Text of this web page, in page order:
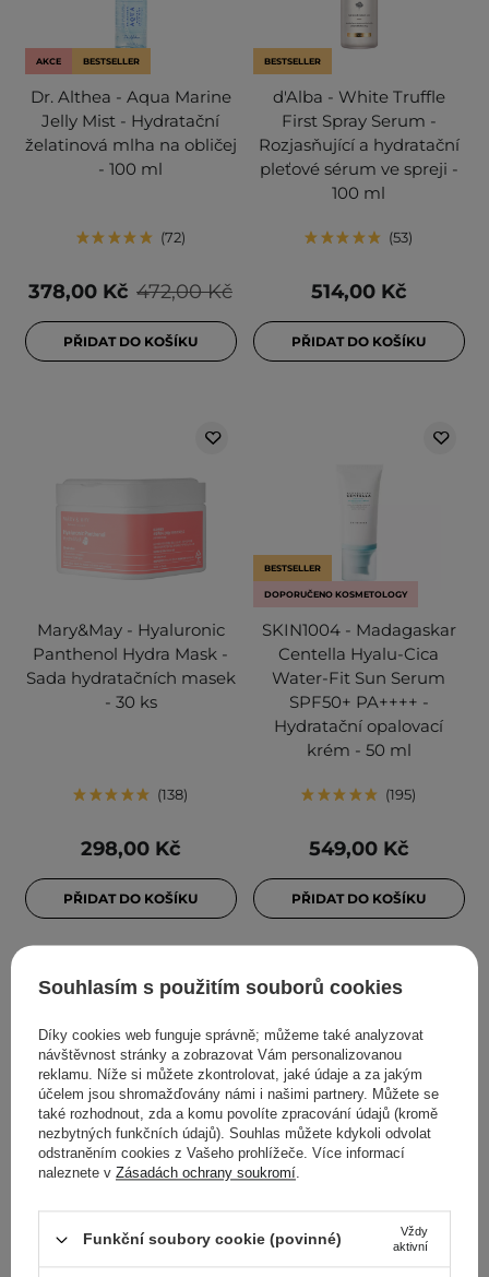
AKCE BESTSELLER
Dr. Althea - Aqua Marine
Jelly Mist - Hydratační
želatinová mlha na obličej
- 100 ml
72
472,00 Kč
378,00 Kč
PŘIDAT DO KOŠÍKU
BESTSELLER
d'Alba - White Truffle
First Spray Serum -
Rozjasňující a hydratační
pleťové sérum ve spreji -
100 ml
53
514,00 Kč
PŘIDAT DO KOŠÍKU
Mary&May - Hyaluronic
Panthenol Hydra Mask -
Sada hydratačních masek
- 30 ks
138
298,00 Kč
PŘIDAT DO KOŠÍKU
BESTSELLER
DOPORUČENO KOSMETOLOGY
SKIN1004 - Madagaskar
Centella Hyalu-Cica
Water-Fit Sun Serum
SPF50+ PA++++ -
Hydratační opalovací
krém - 50 ml
195
549,00 Kč
PŘIDAT DO KOŠÍKU
AKCE BESTSELLER
Aestura - Atobarrier 365
Cream - Hydratační krém
s ceramidy a
BESTSELLER
Anua - Heartleaf
Quercetinol Pore Deep
Cleansing Foam -
Souhlasím s použitím souborů cookies
Díky cookies web funguje správně; můžeme také analyzovat
návštěvnost stránky a zobrazovat Vám personalizovanou
reklamu. Níže si můžete zkontrolovat, jaké údaje a za jakým
účelem jsou shromažďovány námi i našimi partnery. Můžete se
také rozhodnout, zda a komu povolíte zpracování údajů (kromě
nezbytných funkčních údajů). Souhlas můžete kdykoli odvolat
odstraněním cookies z Vašeho prohlížeče. Více informací
naleznete v Zásadách ochrany soukromí.
Funkční soubory cookie (povinné)
Vždy
aktivní